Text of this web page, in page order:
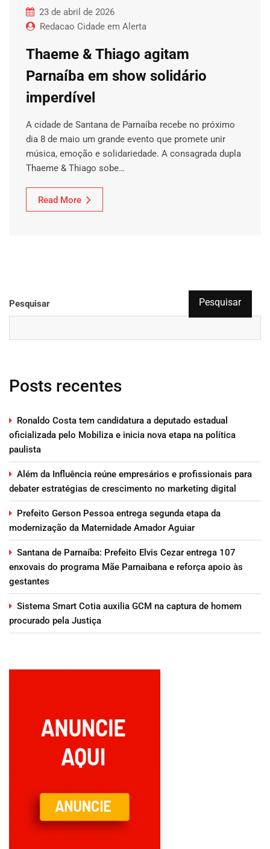
23 de abril de 2026
Redacao Cidade em Alerta
Thaeme & Thiago agitam
Parnaíba em show solidário
imperdível
A cidade de Santana de Parnaíba recebe no próximo
dia 8 de maio um grande evento que promete unir
música, emoção e solidariedade. A consagrada dupla
Thaeme & Thiago sobe…
Read More
Pesquisar Pesquisar
Posts recentes
Ronaldo Costa tem candidatura a deputado estadual
oficializada pelo Mobiliza e inicia nova etapa na política
paulista
Além da Influência reúne empresários e profissionais para
debater estratégias de crescimento no marketing digital
Prefeito Gerson Pessoa entrega segunda etapa da
modernização da Maternidade Amador Aguiar
Santana de Parnaíba: Prefeito Elvis Cezar entrega 107
enxovais do programa Mãe Parnaibana e reforça apoio às
gestantes
Sistema Smart Cotia auxilia GCM na captura de homem
procurado pela Justiça